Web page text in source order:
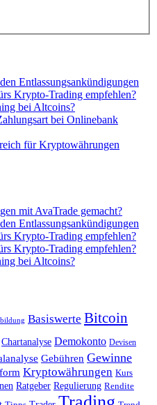
Entlassungsankündigungen
Krypto-Trading empfehlen?
bei Altcoins?
bei Onlinebank
für Kryptowährungen
mit AvaTrade gemacht?
Entlassungsankündigungen
Krypto-Trading empfehlen?
Krypto-Trading empfehlen?
bei Altcoins?
Basiswerte Bitcoin
Chartanalyse Demokonto Devisen
Gebühren Gewinne
Kryptowährungen Kurs
Ratgeber Regulierung Rendite